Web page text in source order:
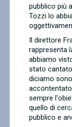
pubblico più
Tozzi lo
Il direttore
rappresenta
abbiamo
stato
diciamo
sempre
quello di
pubblico e